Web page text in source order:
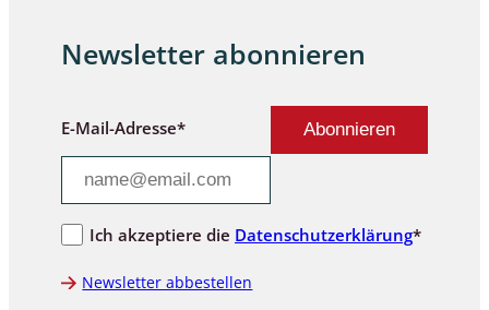
Newsletter abonnieren
E-Mail-Adresse*
Ich akzeptiere die Datenschutzerklärung*
Newsletter abbestellen